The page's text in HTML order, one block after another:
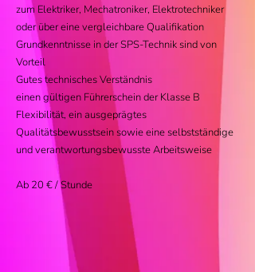
zum Elektriker, Mechatroniker, Elektrotechniker
oder über eine vergleichbare Qualifikation
Grundkenntnisse in der SPS-Technik sind von
Vorteil
Gutes technisches Verständnis
einen gültigen Führerschein der Klasse B
Flexibilität, ein ausgeprägtes
Qualitätsbewusstsein sowie eine selbstständige
und verantwortungsbewusste Arbeitsweise
Ab 20 € / Stunde